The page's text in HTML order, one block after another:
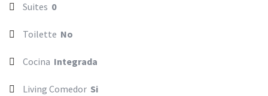
Suites 0
Toilette No
Cocina Integrada
Living Comedor Si